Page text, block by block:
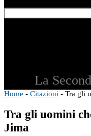
La
Home - Citazioni - Tra gli
Tra gli uomini
Jima